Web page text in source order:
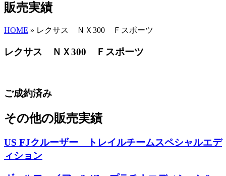
販売実績
HOME » レクサス ＮＸ300 Ｆスポーツ
レクサス ＮＸ300 Ｆスポーツ
ご成約済み
その他の販売実績
US FJクルーザー トレイルチームスペシャルエデ
ィション